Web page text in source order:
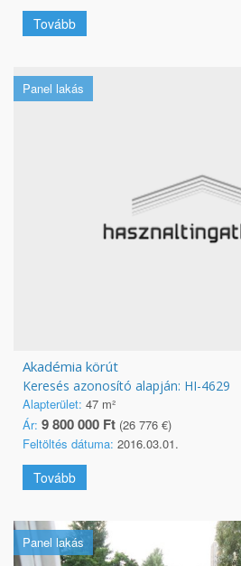
Tovább
Panel lakás
Akadémia körút
Keresés azonosító alapján: HI-4629
Alapterület: 47 m²
Ár: 9 800 000 Ft (26 776 €)
Feltöltés dátuma: 2016.03.01.
Tovább
Panel lakás